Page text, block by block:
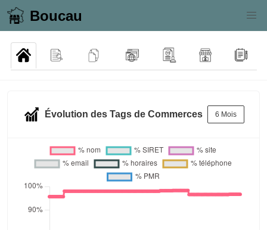
Boucau
Évolution des Tags de Commerces 6 Mois